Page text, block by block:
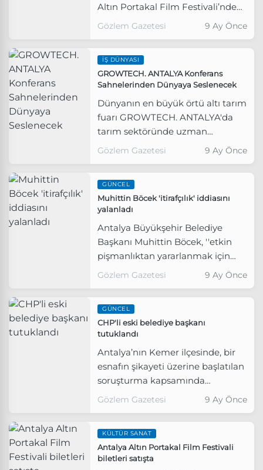
Altın Portakal Film Festivali’nde
ödüller sahiplerini buldu.
Gözlem Gazetesi 9 Ay Önce
İŞ DÜNYASI
GROWTECH. ANTALYA Konferans
Sahnelerinden Dünyaya Seslenecek
Dünyanın en büyük örtü altı tarım
fuarı GROWTECH. ANTALYA'da
tarım sektöründe uzman
akademisyenler, sivil toplum
yöneticilerinin katılacağı
konferanslarda tarım sektörünün
nabzı tutulacak.
Gözlem Gazetesi 9 Ay Önce
GÜNCEL
Muhittin Böcek 'itirafçılık' iddiasını
yalanladı
Antalya Büyükşehir Belediye
Başkanı Muhittin Böcek, ''etkin
pişmanlıktan yararlanmak için
Cumhuriyet Başsavcılığı’na
Gözlem Gazetesi 9 Ay Önce
GÜNCEL
CHP'li eski belediye başkanı
tutuklandı
Antalya’nın Kemer ilçesinde, bir
esnafın şikayeti üzerine başlatılan
soruşturma kapsamında
gözaltına alınan eski Kemer
tutuklandı.
Gözlem Gazetesi 9 Ay Önce
KÜLTÜR SANAT
Antalya Altın Portakal Film Festivali
biletleri satışta